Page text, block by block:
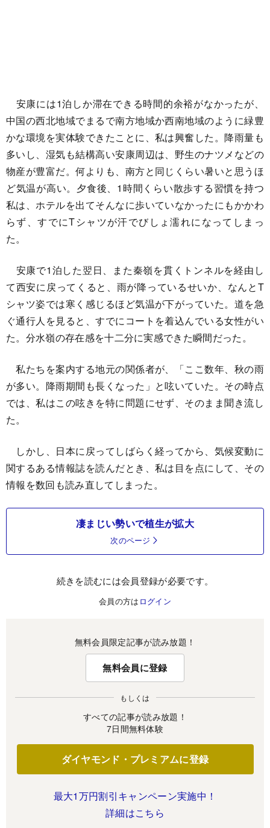
安康には1泊しか滞在できる時間的余裕がなかったが、
中国の西北地域でまるで南方地域か西南地域のように緑豊
かな環境を実体験できたことに、私は興奮した。降雨量も
多いし、湿気も結構高い安康周辺は、野生のナツメなどの
物産が豊富だ。何よりも、南方と同じくらい暑いと思うほ
ど気温が高い。夕食後、1時間くらい散歩する習慣を持つ
私は、ホテルを出てそんなに歩いていなかったにもかかわ
らず、すでにTシャツが汗でびしょ濡れになってしまっ
た。
安康で1泊した翌日、また秦嶺を貫くトンネルを経由し
て西安に戻ってくると、雨が降っているせいか、なんとT
シャツ姿では寒く感じるほど気温が下がっていた。道を急
ぐ通行人を見ると、すでにコートを着込んでいる女性がい
た。分水嶺の存在感を十二分に実感できた瞬間だった。
私たちを案内する地元の関係者が、「ここ数年、秋の雨
が多い。降雨期間も長くなった」と呟いていた。その時点
では、私はこの呟きを特に問題にせず、そのまま聞き流し
た。
しかし、日本に戻ってしばらく経ってから、気候変動に
関するある情報誌を読んだとき、私は目を点にして、その
情報を数回も読み直してしまった。
凄まじい勢いで植生が拡大
次のページ
続きを読むには会員登録が必要です。
会員の方は ログイン
無料会員限定記事が読み放題！
無料会員に登録
もしくは
すべての記事が読み放題！
7日間無料体験
ダイヤモンド・プレミアムに登録
最大1万円割引キャンペーン実施中！
詳細はこちら